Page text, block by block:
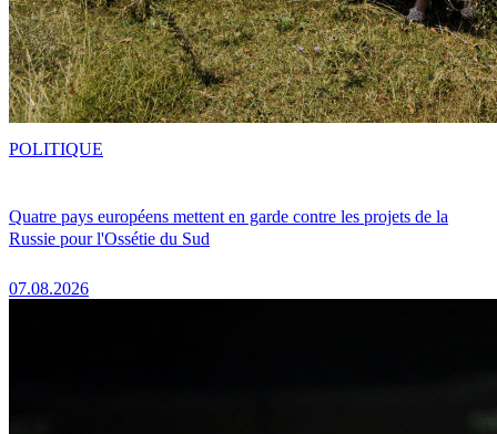
Quatre pays européens mettent en garde contre les projets de la
Russie pour l'Ossétie du Sud
07.08.2026
POLITIQUE